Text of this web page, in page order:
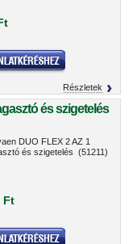
Részletek
és szigetelés
DUO FLEX 2 AZ 1
és szigetelés (51211)
Ft